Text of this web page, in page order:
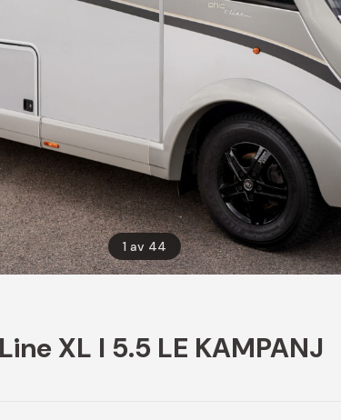
1av 44
XL I 5.5 LE KAMPANJ